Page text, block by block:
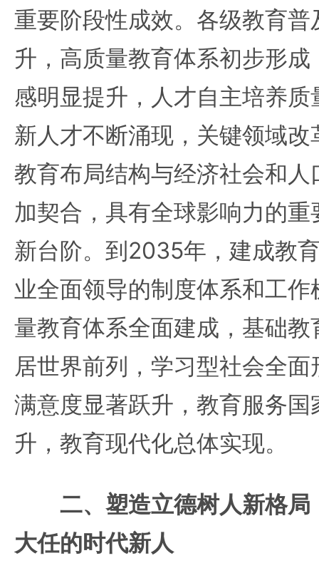
重要阶段性成效。各级教育
升，高质量教育体系初步形
感明显提升，人才自主培养
新人才不断涌现，关键领域
教育布局结构与经济社会和
加契合，具有全球影响力的
新台阶。到2035年，建成教
业全面领导的制度体系和工
量教育体系全面建成，基础
居世界前列，学习型社会全
满意度显著跃升，教育服务
升，教育现代化总体实现。
二、塑造立德树人新格
大任的时代新人